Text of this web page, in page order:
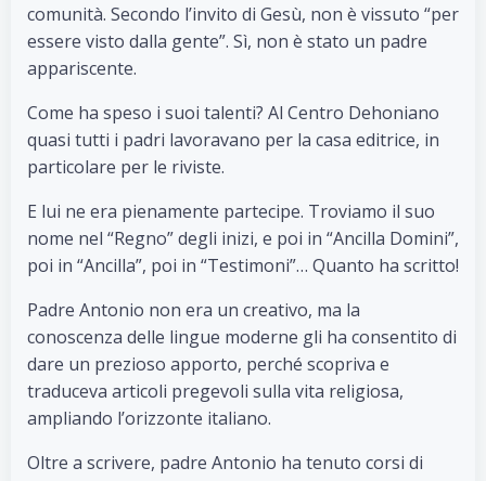
comunità. Secondo l’invito di Gesù, non è vissuto “per
essere visto dalla gente”. Sì, non è stato un padre
appariscente.
Come ha speso i suoi talenti? Al Centro Dehoniano
quasi tutti i padri lavoravano per la casa editrice, in
particolare per le riviste.
E lui ne era pienamente partecipe. Troviamo il suo
nome nel “Regno” degli inizi, e poi in “Ancilla Domini”,
poi in “Ancilla”, poi in “Testimoni”… Quanto ha scritto!
Padre Antonio non era un creativo, ma la
conoscenza delle lingue moderne gli ha consentito di
dare un prezioso apporto, perché scopriva e
traduceva articoli pregevoli sulla vita religiosa,
ampliando l’orizzonte italiano.
Oltre a scrivere, padre Antonio ha tenuto corsi di